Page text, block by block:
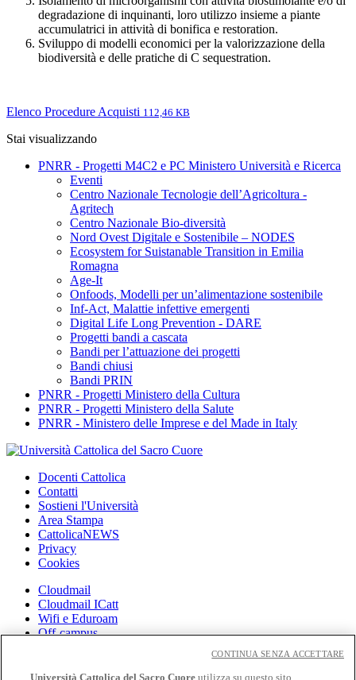
degradazione di inquinanti, loro utilizzo insieme a piante
accumulatrici in attività di bonifica e restoration.
Sviluppo di modelli economici per la valorizzazione della
biodiversità e delle pratiche di C sequestration.
Elenco Procedure Acquisti 112,46 KB
Stai visualizzando
PNRR - Progetti M4C2 e PC Ministero Università e Ricerca
Eventi
Centro Nazionale Tecnologie dell’Agricoltura -
Agritech
Centro Nazionale Bio-diversità
Nord Ovest Digitale e Sostenibile – NODES
Ecosystem for Suistanable Transition in Emilia
Romagna
Age-It
Onfoods, Modelli per un’alimentazione sostenibile
Inf-Act, Malattie infettive emergenti
Digital Life Long Prevention - DARE
Progetti bandi a cascata
Bandi per l’attuazione dei progetti
Bandi chiusi
Bandi PRIN
PNRR - Progetti Ministero della Cultura
PNRR - Progetti Ministero della Salute
PNRR - Ministero delle Imprese e del Made in Italy
Docenti Cattolica
Contatti
Sostieni l'Università
Area Stampa
CattolicaNEWS
Privacy
Cookies
Cloudmail
Cloudmail ICatt
Wifi e Eduroam
Off-campus
Biblioteca
Università Cattolica del Sacro Cuore utilizza su questo sito
CONTINUA SENZA ACCETTARE